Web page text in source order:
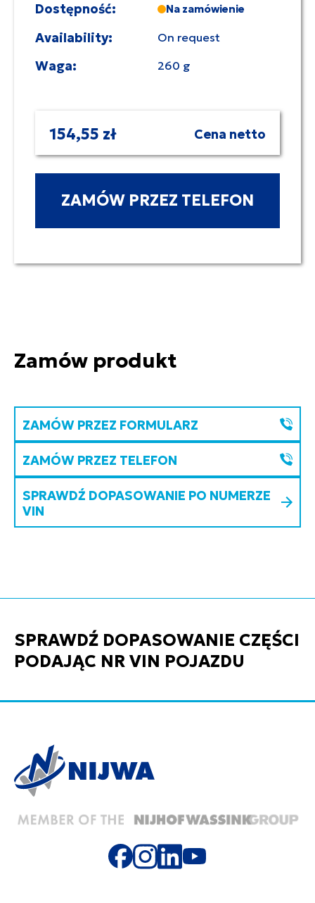
Dostępność: Na zamówienie
Availability: On request
Waga: 260 g
154,55 zł Cena netto
ZAMÓW PRZEZ TELEFON
Zamów produkt
ZAMÓW PRZEZ FORMULARZ
ZAMÓW PRZEZ TELEFON
SPRAWDŹ DOPASOWANIE PO NUMERZE
VIN
SPRAWDŹ DOPASOWANIE CZĘŚCI
PODAJĄC NR VIN POJAZDU